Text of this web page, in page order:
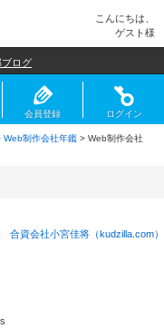
こんにちは、
ゲスト様
ログ
会員登録 ログイン
Web制作会社年鑑 > Web制作会社
合資会社小宮佳将（kudzilla.com）